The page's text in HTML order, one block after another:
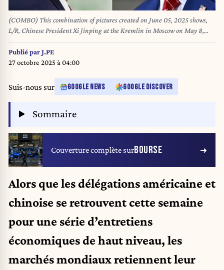
(COMBO) This combination of pictures created on June 05, 2025 shows,
L/R, Chinese President Xi Jinping at the Kremlin in Moscow on May 8,
2025 and US President Donald Trump at US Steel - Irvin Works in West
Mifflin, Pennsylvania, May 30, 2025. Chinese leader Xi Jinping held a
phone call with US President Donald Trump on June 5, 2025, Chinese
news agency said without elaborating, and come as Washington and
Beijing clash over areas such as trade and student visas. SAUL LOEB,
Evgenia Novozhenina / AFP / POOL
Publié parJ.PE
27 octobre 2025 à 04:00
Suis-nous sur GOOGLE NEWS GOOGLE DISCOVER
Sommaire
Couverture complète surBOURSE
Alors que les délégations américaine et
chinoise se retrouvent cette semaine
pour une série d’entretiens
économiques de haut niveau, les
marchés mondiaux retiennent leur